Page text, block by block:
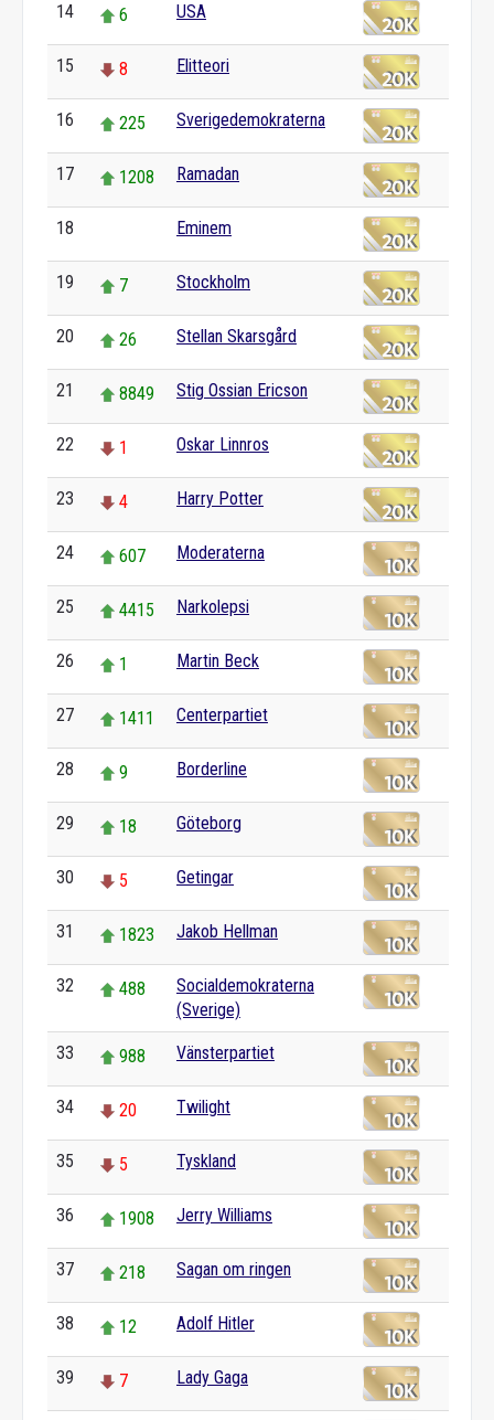
14 6 USA
15 8 Elitteori
16 225 Sverigedemokraterna
17 1208 Ramadan
18 Eminem
19 7 Stockholm
20 26 Stellan Skarsgård
21 8849 Stig Ossian Ericson
22 1 Oskar Linnros
23 4 Harry Potter
24 607 Moderaterna
25 4415 Narkolepsi
26 1 Martin Beck
27 1411 Centerpartiet
28 9 Borderline
29 18 Göteborg
30 5 Getingar
31 1823 Jakob Hellman
32 488
Socialdemokraterna
(Sverige)
33 988 Vänsterpartiet
34 20 Twilight
35 5 Tyskland
36 1908 Jerry Williams
37 218 Sagan om ringen
38 12 Adolf Hitler
39 7 Lady Gaga